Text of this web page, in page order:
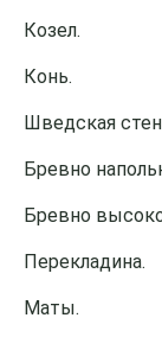
Козел.
Конь.
Шведская
Бревно
Бревно
Перекладина.
Маты.